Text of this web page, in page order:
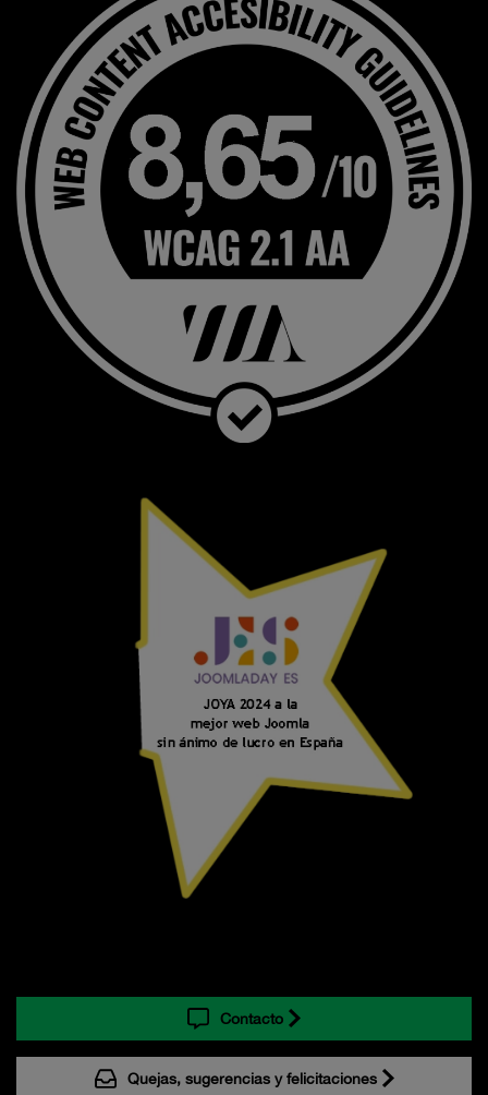
Contacto
Quejas, sugerencias y felicitaciones